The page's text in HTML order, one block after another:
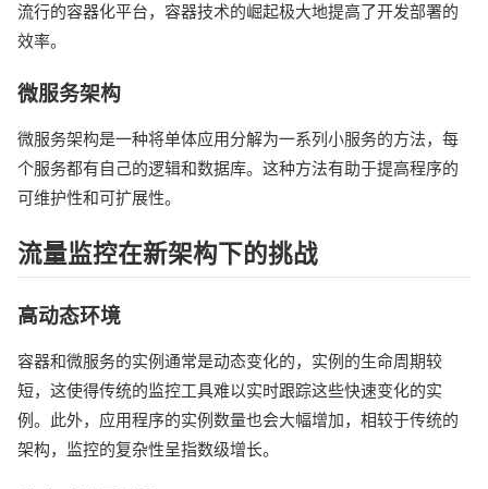
流行的容器化平台，容器技术的崛起极大地提高了开发部署的
效率。
微服务架构
微服务架构是一种将单体应用分解为一系列小服务的方法，每
个服务都有自己的逻辑和数据库。这种方法有助于提高程序的
可维护性和可扩展性。
流量监控在新架构下的挑战
高动态环境
容器和微服务的实例通常是动态变化的，实例的生命周期较
短，这使得传统的监控工具难以实时跟踪这些快速变化的实
例。此外，应用程序的实例数量也会大幅增加，相较于传统的
架构，监控的复杂性呈指数级增长。